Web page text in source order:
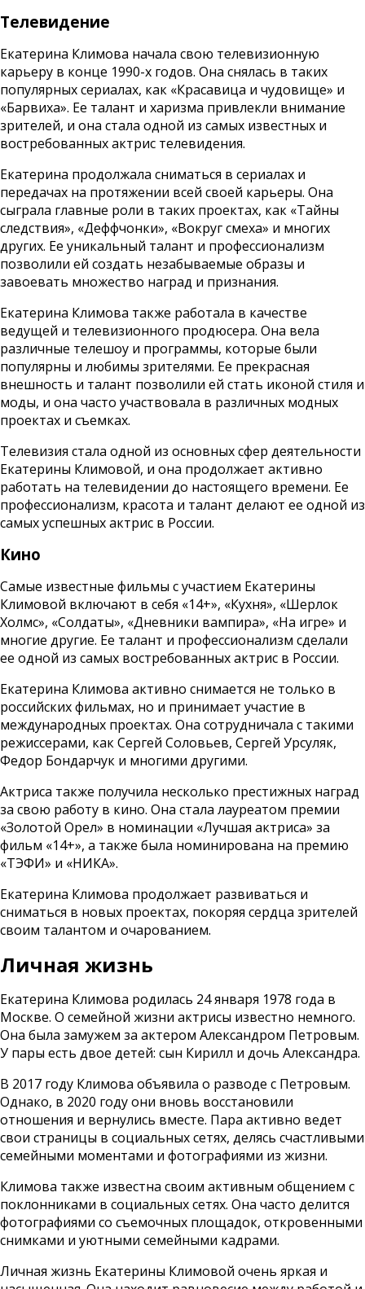
Телевидение
Екатерина Климова начала свою телевизионную
карьеру в конце 1990-х годов. Она снялась в таких
популярных сериалах, как «Красавица и чудовище» и
«Барвиха». Ее талант и харизма привлекли внимание
зрителей, и она стала одной из самых известных и
востребованных актрис телевидения.
Екатерина продолжала сниматься в сериалах и
передачах на протяжении всей своей карьеры. Она
сыграла главные роли в таких проектах, как «Тайны
следствия», «Деффчонки», «Вокруг смеха» и многих
других. Ее уникальный талант и профессионализм
позволили ей создать незабываемые образы и
завоевать множество наград и признания.
Екатерина Климова также работала в качестве
ведущей и телевизионного продюсера. Она вела
различные телешоу и программы, которые были
популярны и любимы зрителями. Ее прекрасная
внешность и талант позволили ей стать иконой стиля и
моды, и она часто участвовала в различных модных
проектах и съемках.
Телевизия стала одной из основных сфер деятельности
Екатерины Климовой, и она продолжает активно
работать на телевидении до настоящего времени. Ее
профессионализм, красота и талант делают ее одной из
самых успешных актрис в России.
Кино
Самые известные фильмы с участием Екатерины
Климовой включают в себя «14+», «Кухня», «Шерлок
Холмс», «Солдаты», «Дневники вампира», «На игре» и
многие другие. Ее талант и профессионализм сделали
ее одной из самых востребованных актрис в России.
Екатерина Климова активно снимается не только в
российских фильмах, но и принимает участие в
международных проектах. Она сотрудничала с такими
режиссерами, как Сергей Соловьев, Сергей Урсуляк,
Федор Бондарчук и многими другими.
Актриса также получила несколько престижных наград
за свою работу в кино. Она стала лауреатом премии
«Золотой Орел» в номинации «Лучшая актриса» за
фильм «14+», а также была номинирована на премию
«ТЭФИ» и «НИКА».
Екатерина Климова продолжает развиваться и
сниматься в новых проектах, покоряя сердца зрителей
своим талантом и очарованием.
Личная жизнь
Екатерина Климова родилась 24 января 1978 года в
Москве. О семейной жизни актрисы известно немного.
Она была замужем за актером Александром Петровым.
У пары есть двое детей: сын Кирилл и дочь Александра.
В 2017 году Климова объявила о разводе с Петровым.
Однако, в 2020 году они вновь восстановили
отношения и вернулись вместе. Пара активно ведет
свои страницы в социальных сетях, делясь счастливыми
семейными моментами и фотографиями из жизни.
Климова также известна своим активным общением с
поклонниками в социальных сетях. Она часто делится
фотографиями со съемочных площадок, откровенными
снимками и уютными семейными кадрами.
Личная жизнь Екатерины Климовой очень яркая и